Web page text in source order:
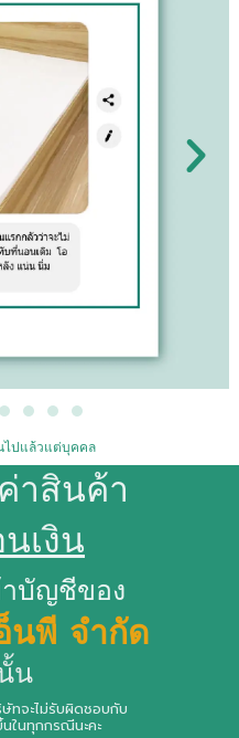
ไปแล้วแต่บุคคล
าสินค้า
เงิน
บัญชีของ
นพี จำกัด
น
ทจะไม่รับผิดชอบกับ
ในทุกกรณีนะคะ